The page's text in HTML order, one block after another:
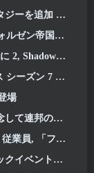
10 打ち上げ
遺跡を探索しよう
の発売に間に合う
7 デビュー
場
ュメンタリーを公開
メントの低迷」を引用
しようとしている